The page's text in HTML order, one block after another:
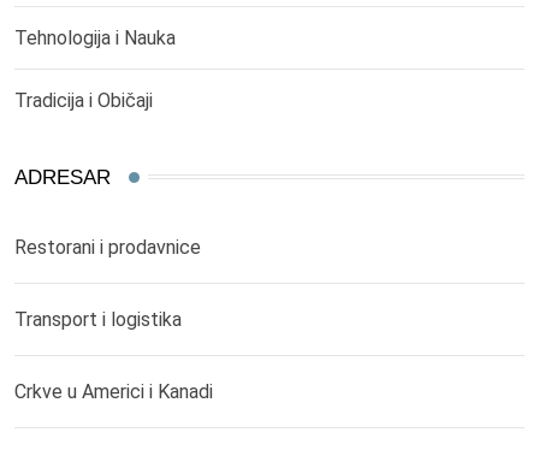
Tehnologija i Nauka
Tradicija i Običaji
ADRESAR
Restorani i prodavnice
Transport i logistika
Crkve u Americi i Kanadi